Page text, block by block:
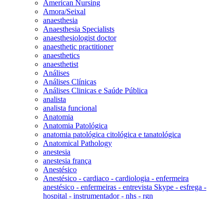
American Nursing
Amora/Seixal
anaesthesia
Anaesthesia Specialists
anaesthesiologist doctor
anaesthetic practitioner
anaesthetics
anaesthetist
Análises
Análises Clínicas
Análises Clinicas e Saúde Pública
analista
analista funcional
Anatomia
Anatomia Patológica
anatomia patológica citológica e tanatológica
Anatomical Pathology
anestesia
anestesia frança
Anestésico
Anestésico - cardiaco - cardiologia - enfermeira
anestésico - enfermeiras - entrevista Skype - esfrega -
hospital - instrumentador - nhs - rgn